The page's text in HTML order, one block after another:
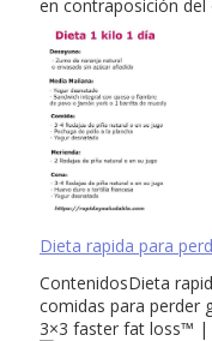
en contraposición
Dieta rapida para
ContenidosDieta
comidas para perder
3×3 faster fat loss™ |